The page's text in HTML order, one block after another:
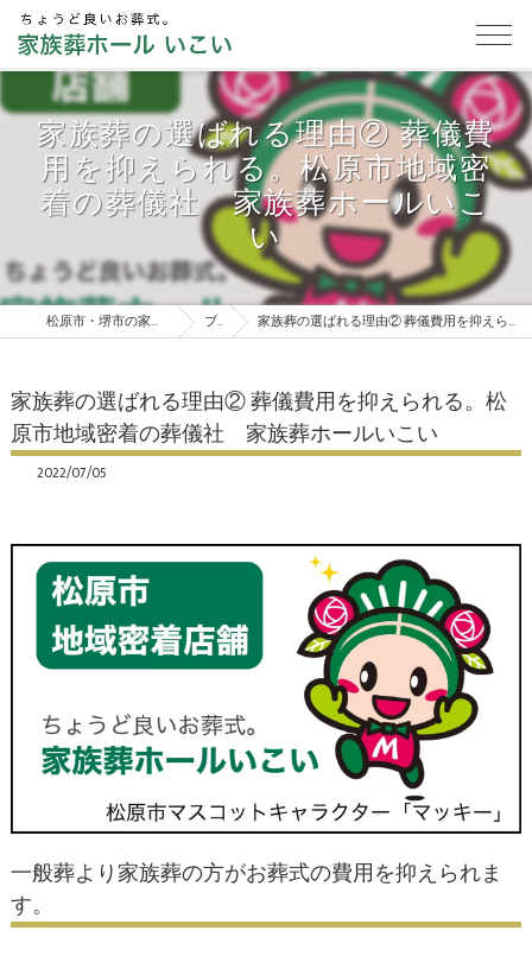
家族葬の選ばれる理由② 葬儀費
用を抑えられる。松原市地域密
着の葬儀社 家族葬ホールいこ
い
松原市・堺市の家族葬は家族葬ホールいこい ブログ 家族葬の選ばれる理由② 葬儀費用を抑えられる。松原市地域密着の葬儀社 家族葬ホールいこい
家族葬の選ばれる理由② 葬儀費用を抑えられる。松
原市地域密着の葬儀社 家族葬ホールいこい
2022/07/05
一般葬より家族葬の方がお葬式の費用を抑えられま
す。